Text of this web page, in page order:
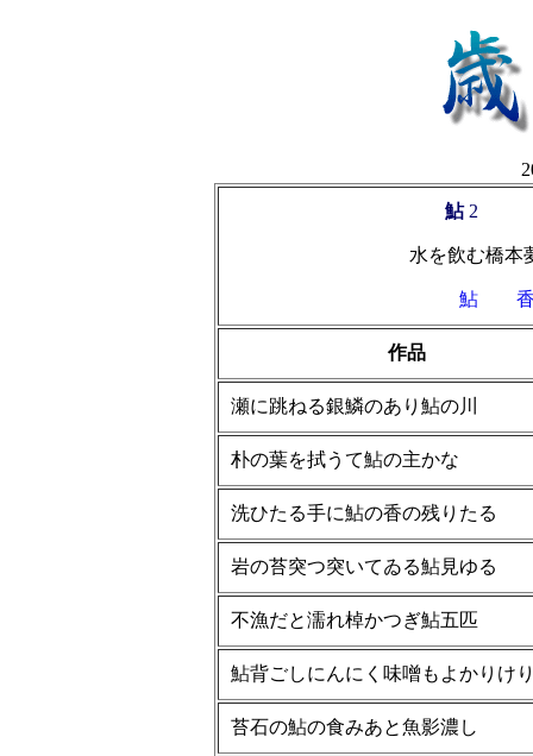
鮎 2
水を飲む橋
鮎
作品
瀬に跳ねる銀鱗のあり鮎の川
朴の葉を拭うて鮎の主かな
洗ひたる手に鮎の香の残りたる
岩の苔突つ突いてゐる鮎見ゆる
不漁だと濡れ棹かつぎ鮎五匹
鮎背ごしにんにく味噌もよかりけ
苔石の鮎の食みあと魚影濃し